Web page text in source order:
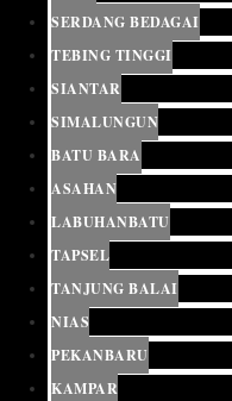
SERDANG BEDAGAI
TEBING TINGGI
SIANTAR
SIMALUNGUN
BATU BARA
ASAHAN
LABUHANBATU
TAPSEL
TANJUNG BALAI
NIAS
PEKANBARU
KAMPAR